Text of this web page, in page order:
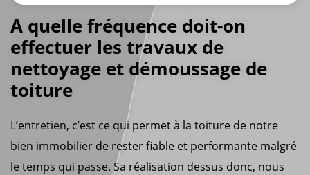
A quelle fréquence doit-on
effectuer les travaux de
nettoyage et démoussage de
toiture
L’entretien, c’est ce qui permet à la toiture de notre
bien immobilier de rester fiable et performante malgré
le temps qui passe. Sa réalisation dessus donc, nous